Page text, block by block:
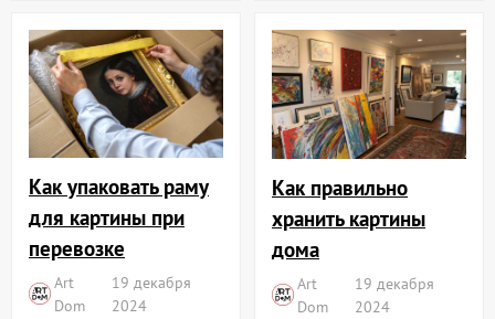
Как упаковать раму
для картины при
перевозке
Art
Dom
19 декабря
2024
Как правильно
хранить картины
дома
Art
Dom
19 декабря
2024